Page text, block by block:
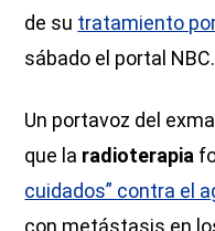
de su tratamiento
sábado el portal NBC.
Un portavoz del
que la radioterapia
cuidados” contra el
con metástasis en